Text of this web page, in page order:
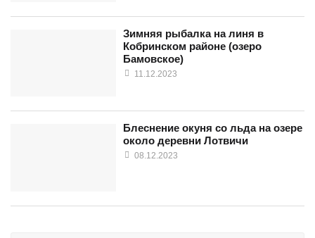
Зимняя рыбалка на линя в
Кобринском районе (озеро
Бамовское)
11.12.2023
Блеснение окуня со льда на озере
около деревни Лотвичи
08.12.2023